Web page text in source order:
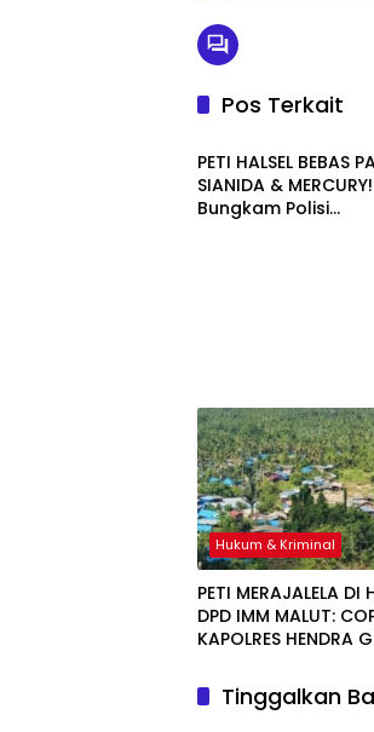
Pos Terkait
Hukum & Kriminal
PETI HALSEL BEBAS
SIANIDA &
Bungkam Polisi
Hukum & Kriminal
PETI MERAJALELA DI
DPD IMM MALUT:
KAPOLRES HENDRA
Tinggalkan